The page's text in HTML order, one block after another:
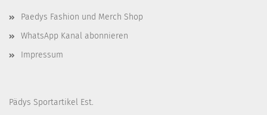
Paedys Fashion und Merch Shop
WhatsApp Kanal abonnieren
Impressum
Pädys Sportartikel Est.